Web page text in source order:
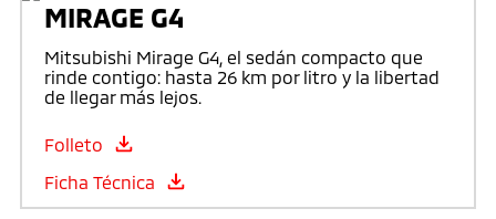
MIRAGE G4
Mitsubishi Mirage G4, el sedán compacto que
rinde contigo: hasta 26 km por litro y la libertad
de llegar más lejos.
Folleto
Ficha Técnica